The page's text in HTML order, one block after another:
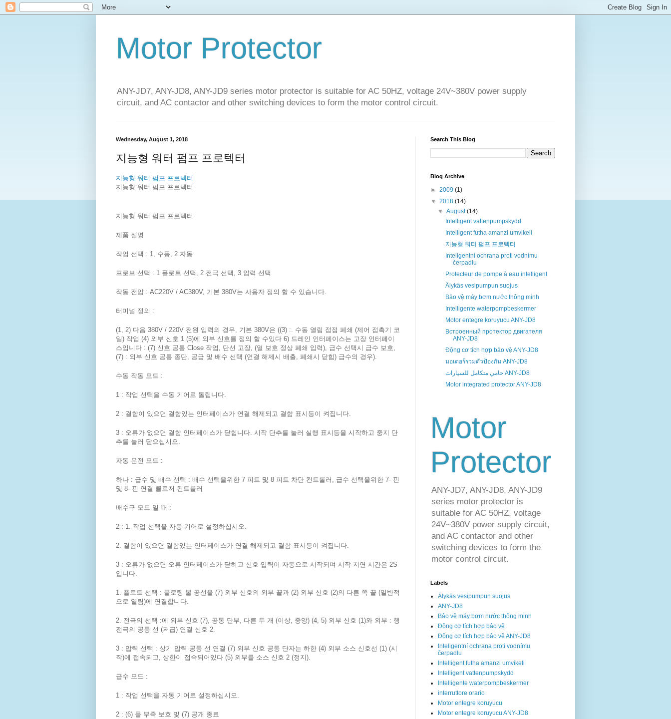
Motor Protector
ANY-JD7, ANY-JD8, ANY-JD9 series motor protector is suitable for AC 50HZ, voltage 24V~380V power supply
circuit, and AC contactor and other switching devices to form the motor control circuit.
Wednesday, August 1, 2018
지능형 워터 펌프 프로텍터
지능형 워터 펌프 프로텍터
지능형 워터 펌프 프로텍터
지능형 워터 펌프 프로텍터
제품 설명
작업 선택 : 1, 수동, 2 자동
프로브 선택 : 1 플로트 선택, 2 전극 선택, 3 압력 선택
작동 전압 : AC220V / AC380V, 기본 380V는 사용자 정의 할 수 있습니다.
터미널 정의 :
(1, 2) 다음 380V / 220V 전원 입력의 경우, 기본 380V은 ((3) :. 수동 열림 접점 폐쇄 (제어 접촉기 코
일) 작업 (4) 외부 신호 1 (5)에 외부 신호를 정의 할 수있다 6) 드레인 인터페이스는 고장 인터페이
스입니다 : (7) 신호 공통 Close 작업, 단선 고장, (열 보호 정상 폐쇄 입력), 급수 선택시 급수 보호,
(7) : 외부 신호 공통 종단, 공급 및 배수 선택 (연결 해제시 배출, 폐쇄시 닫힘) 급수의 경우).
수동 작동 모드 :
1 : 작업 선택을 수동 기어로 돌립니다.
2 : 결함이 있으면 결함있는 인터페이스가 연결 해제되고 결함 표시등이 켜집니다.
3 : 오류가 없으면 결함 인터페이스가 닫힙니다. 시작 단추를 눌러 실행 표시등을 시작하고 중지 단
추를 눌러 닫으십시오.
자동 운전 모드 :
하나 : 급수 및 배수 선택 : 배수 선택을위한 7 피트 및 8 피트 차단 컨트롤러, 급수 선택을위한 7- 핀
및 8- 핀 연결 클로저 컨트롤러
배수구 모드 일 때 :
2 : 1. 작업 선택을 자동 기어로 설정하십시오.
2. 결함이 있으면 결함있는 인터페이스가 연결 해제되고 결함 표시등이 켜집니다.
3 : 오류가 없으면 오류 인터페이스가 닫히고 신호 입력이 자동으로 시작되며 시작 지연 시간은 2S
입니다.
1. 플로트 선택 : 플로팅 볼 공선을 (7) 외부 신호의 외부 끝과 (2) 외부 신호 (2)의 다른 쪽 끝 (일반적
으로 열림)에 연결합니다.
2. 전극의 선택 :에 외부 신호 (7), 공통 단부, 다른 두 개 (이상, 중앙) (4, 5) 외부 신호 (1)와 외부 : 행
전극의 공통 선 (저급) 연결 신호 2.
3 : 압력 선택 : 상기 압력 공통 선 연결 (7) 외부 신호 공통 단자는 하한 (4) 외부 소스 신호선 (1) (시
작)에 접속되고, 상한이 접속되어있다 (5) 외부를 소스 신호 2 (정지).
급수 모드 :
1 : 작업 선택을 자동 기어로 설정하십시오.
2 : (6) 물 부족 보호 및 (7) 공개 종료
Search This Blog
Blog Archive
► 2009 (1)
▼ 2018 (14)
▼August(14)
Intelligent vattenpumpskydd
Intelligent futha amanzi umvikeli
지능형 워터 펌프 프로텍터
Inteligentní ochrana proti vodnímu
čerpadlu
Protecteur de pompe à eau intelligent
Älykäs vesipumpun suojus
Bảo vệ máy bơm nước thông minh
Intelligente waterpompbeskermer
Motor entegre koruyucu ANY-JD8
Встроенный протектор двигателя
ANY-JD8
Động cơ tích hợp bảo vệ ANY-JD8
มอเตอร์รวมตัวป้องกัน ANY-JD8
حامي متكامل للسيارات ANY-JD8
Motor integrated protector ANY-JD8
Motor
Protector
ANY-JD7, ANY-JD8, ANY-JD9
series motor protector is
suitable for AC 50HZ, voltage
24V~380V power supply circuit,
and AC contactor and other
switching devices to form the
motor control circuit.
Labels
Älykäs vesipumpun suojus
ANY-JD8
Bảo vệ máy bơm nước thông minh
Động cơ tích hợp bảo vệ
Động cơ tích hợp bảo vệ ANY-JD8
Inteligentní ochrana proti vodnímu
čerpadlu
Intelligent futha amanzi umvikeli
Intelligent vattenpumpskydd
Intelligente waterpompbeskermer
interruttore orario
Motor entegre koruyucu
Motor entegre koruyucu ANY-JD8